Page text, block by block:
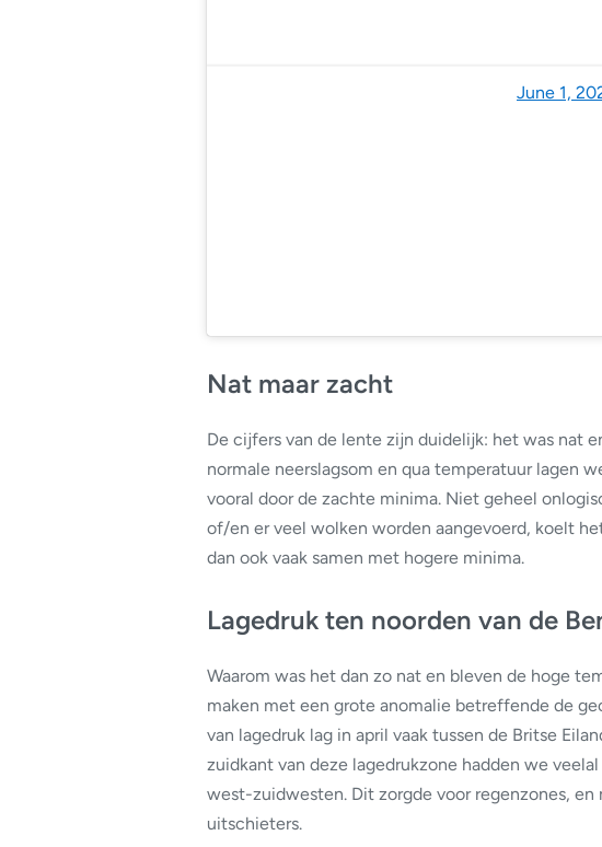
June 1,
Nat maar zacht
De cijfers van de lente zijn duidelijk: het was nat
normale neerslagsom en qua temperatuur lagen
vooral door de zachte minima. Niet geheel
of/en er veel wolken worden aangevoerd, koelt
dan ook vaak samen met hogere minima.
Lagedruk ten noorden van de
Waarom was het dan zo nat en bleven de hoge
maken met een grote anomalie betreffende de
van lagedruk lag in april vaak tussen de Britse
zuidkant van deze lagedrukzone hadden we
west-zuidwesten. Dit zorgde voor regenzones,
uitschieters.